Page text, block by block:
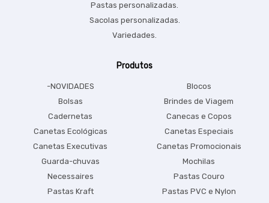
Pastas personalizadas.
Sacolas personalizadas.
Variedades.
Produtos
-NOVIDADES
Blocos
Bolsas
Brindes de Viagem
Cadernetas
Canecas e Copos
Canetas Ecológicas
Canetas Especiais
Canetas Executivas
Canetas Promocionais
Guarda-chuvas
Mochilas
Necessaires
Pastas Couro
Pastas Kraft
Pastas PVC e Nylon